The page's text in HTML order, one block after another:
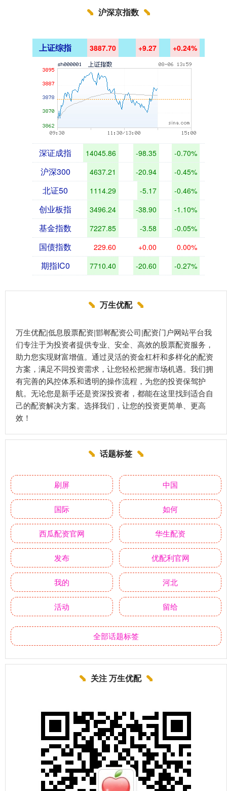
沪深京指数
上证综指 3887.70 +9.27 +0.24%
深证成指 14045.86 -98.35 -0.70%
沪深300 4637.21 -20.94 -0.45%
北证50 1114.29 -5.17 -0.46%
创业板指 3496.24 -38.90 -1.10%
基金指数 7227.85 -3.58 -0.05%
国债指数 229.60 +0.00 0.00%
期指IC0 7710.40 -20.60 -0.27%
万生优配
万生优配|低息股票配资|邯郸配资公司|配资门户网站平台我
们专注于为投资者提供专业、安全、高效的股票配资服务，
助力您实现财富增值。通过灵活的资金杠杆和多样化的配资
方案，满足不同投资需求，让您轻松把握市场机遇。我们拥
有完善的风控体系和透明的操作流程，为您的投资保驾护
航。无论您是新手还是资深投资者，都能在这里找到适合自
己的配资解决方案。选择我们，让您的投资更简单、更高
效！
话题标签
刷屏 中国
国际 如何
西瓜配资官网 华生配资
发布 优配利官网
我的 河北
活动 留给
全部话题标签
关注 万生优配